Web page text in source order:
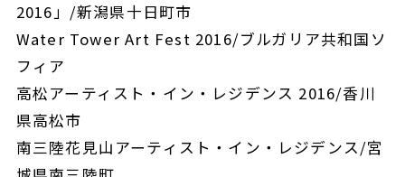
2016」/新潟県十日町市
Water Tower Art Fest 2016/ブルガリア共和国ソ
フィア
高松アーティスト・イン・レジデンス 2016/香川
県高松市
南三陸花見山アーティスト・イン・レジデンス/宮